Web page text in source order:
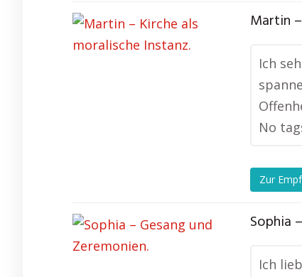
Martin
Ich
No
Zur
Sophia
Ich